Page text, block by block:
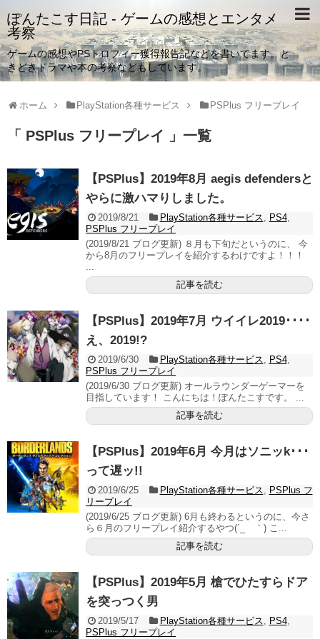
ぽんたこす日記 - ゲームの感想とエンタメ
考察
ゲームの感想やPSトロフィー獲得報告記などを書いてます。と
きどきドラマや本の考察などもしています。
ホーム PlayStation各種サービス PSPlus フリープレイ
「 PSPlus フリープレイ 」一覧
【PSPlus】2019年8月 aegis defendersと
やらに激ハマりしました。
2019/8/21 PlayStation各種サービス, PS4,
PSPlus フリープレイ
(2019/8/21 ブログ更新) ８月も下旬だというのに、 今
から8月のフリープレイを紹介するわけですよ！！！
...
記事を読む
【PSPlus】2019年7月 ウイイレ2019････
え、2019!?
2019/6/30 PlayStation各種サービス, PS4,
PSPlus フリープレイ
(2019/6/30 ブログ更新) オールラウンダーゲーマーを
目指しています！ こんにちは！ぽんたこすです。 ...
記事を読む
【PSPlus】2019年6月 今月はソニッk･･･
って遅ッ!!
2019/6/25 PlayStation各種サービス, PSPlus フ
リープレイ
(2019/6/25 ブログ更新) 6月も終わるというのに、今さ
ら６月のフリープレイ紹介するやつ(´_ゝ｀) こ...
記事を読む
【PSPlus】2019年5月 槍でひたすらドア
を突っつく男
2019/5/17 PlayStation各種サービス, PS4,
PSPlus フリープレイ